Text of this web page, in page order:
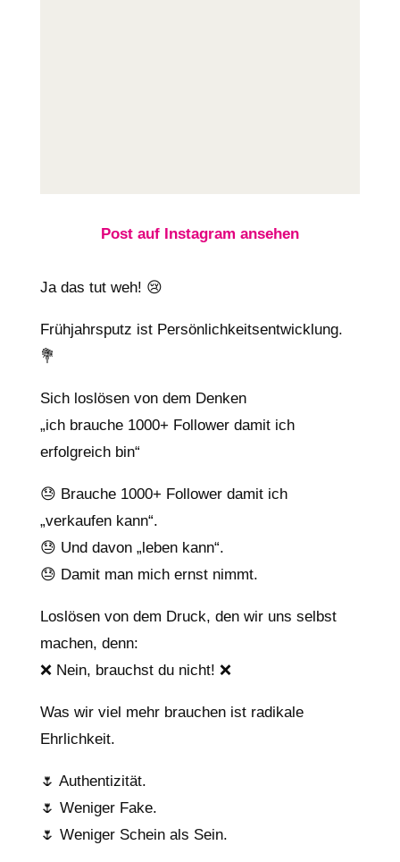
Post auf Instagram ansehen
Ja das tut weh! 😢
Frühjahrsputz ist Persönlichkeitsentwicklung.
💐
Sich loslösen von dem Denken
„ich brauche 1000+ Follower damit ich
erfolgreich bin“
😓 Brauche 1000+ Follower damit ich
„verkaufen kann“.
😓 Und davon „leben kann“.
😓 Damit man mich ernst nimmt.
Loslösen von dem Druck, den wir uns selbst
machen, denn:
❌ Nein, brauchst du nicht! ❌
Was wir viel mehr brauchen ist radikale
Ehrlichkeit.
🌷 Authentizität.
🌷 Weniger Fake.
🌷 Weniger Schein als Sein.